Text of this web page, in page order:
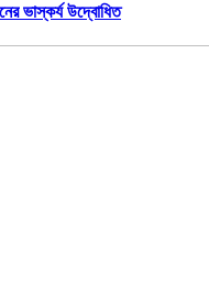
ভাস্কর্য উদ্বোধিত